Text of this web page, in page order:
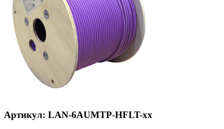
Артикул: LAN-6AUMTP-HFLT-xx